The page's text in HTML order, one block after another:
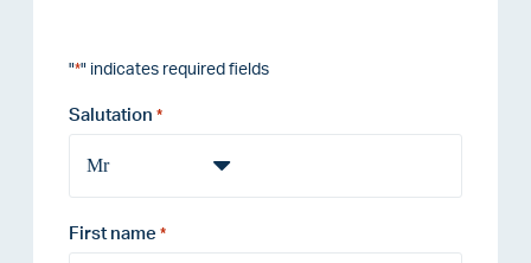
"*" indicates required fields
Salutation *
First name *